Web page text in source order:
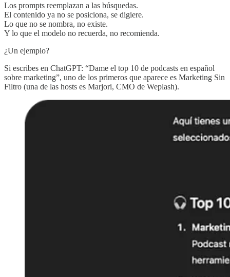
Los prompts reemplazan a las búsquedas.
El contenido ya no se posiciona, se digiere.
Lo que no se nombra, no existe.
Y lo que el modelo no recuerda, no recomienda.
¿Un ejemplo?
Si escribes en ChatGPT: “Dame el top 10 de podcasts en español
sobre marketing”, uno de los primeros que aparece es Marketing Sin
Filtro (una de las hosts es Marjori, CMO de Weplash).